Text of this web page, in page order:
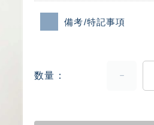
備考/特記事項
数量